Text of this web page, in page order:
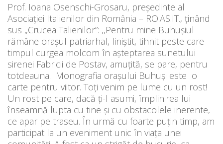
Prof. Ioana Osenschi-Grosaru, președinte al
Asociației Italienilor din România – RO.AS.IT., ținând
sus „Crucea Talienilor”: ,,Pentru mine Buhușiul
rămâne orașul patriarhal, liniștit, tihnit peste care
timpul curgea molcom în așteptarea sunetului
sirenei Fabricii de Postav, amuțită, se pare, pentru
totdeauna. Monografia orașului Buhuși este o
carte pentru viitor. Toți venim pe lume cu un rost!
Un rost pe care, dacă ți-l asumi, împlinirea lui
înseamnă lupta cu tine și cu obstacolele inerente,
ce apar pe traseu. În urmă cu foarte puțin timp, am
participat la un eveniment unic în viața unei